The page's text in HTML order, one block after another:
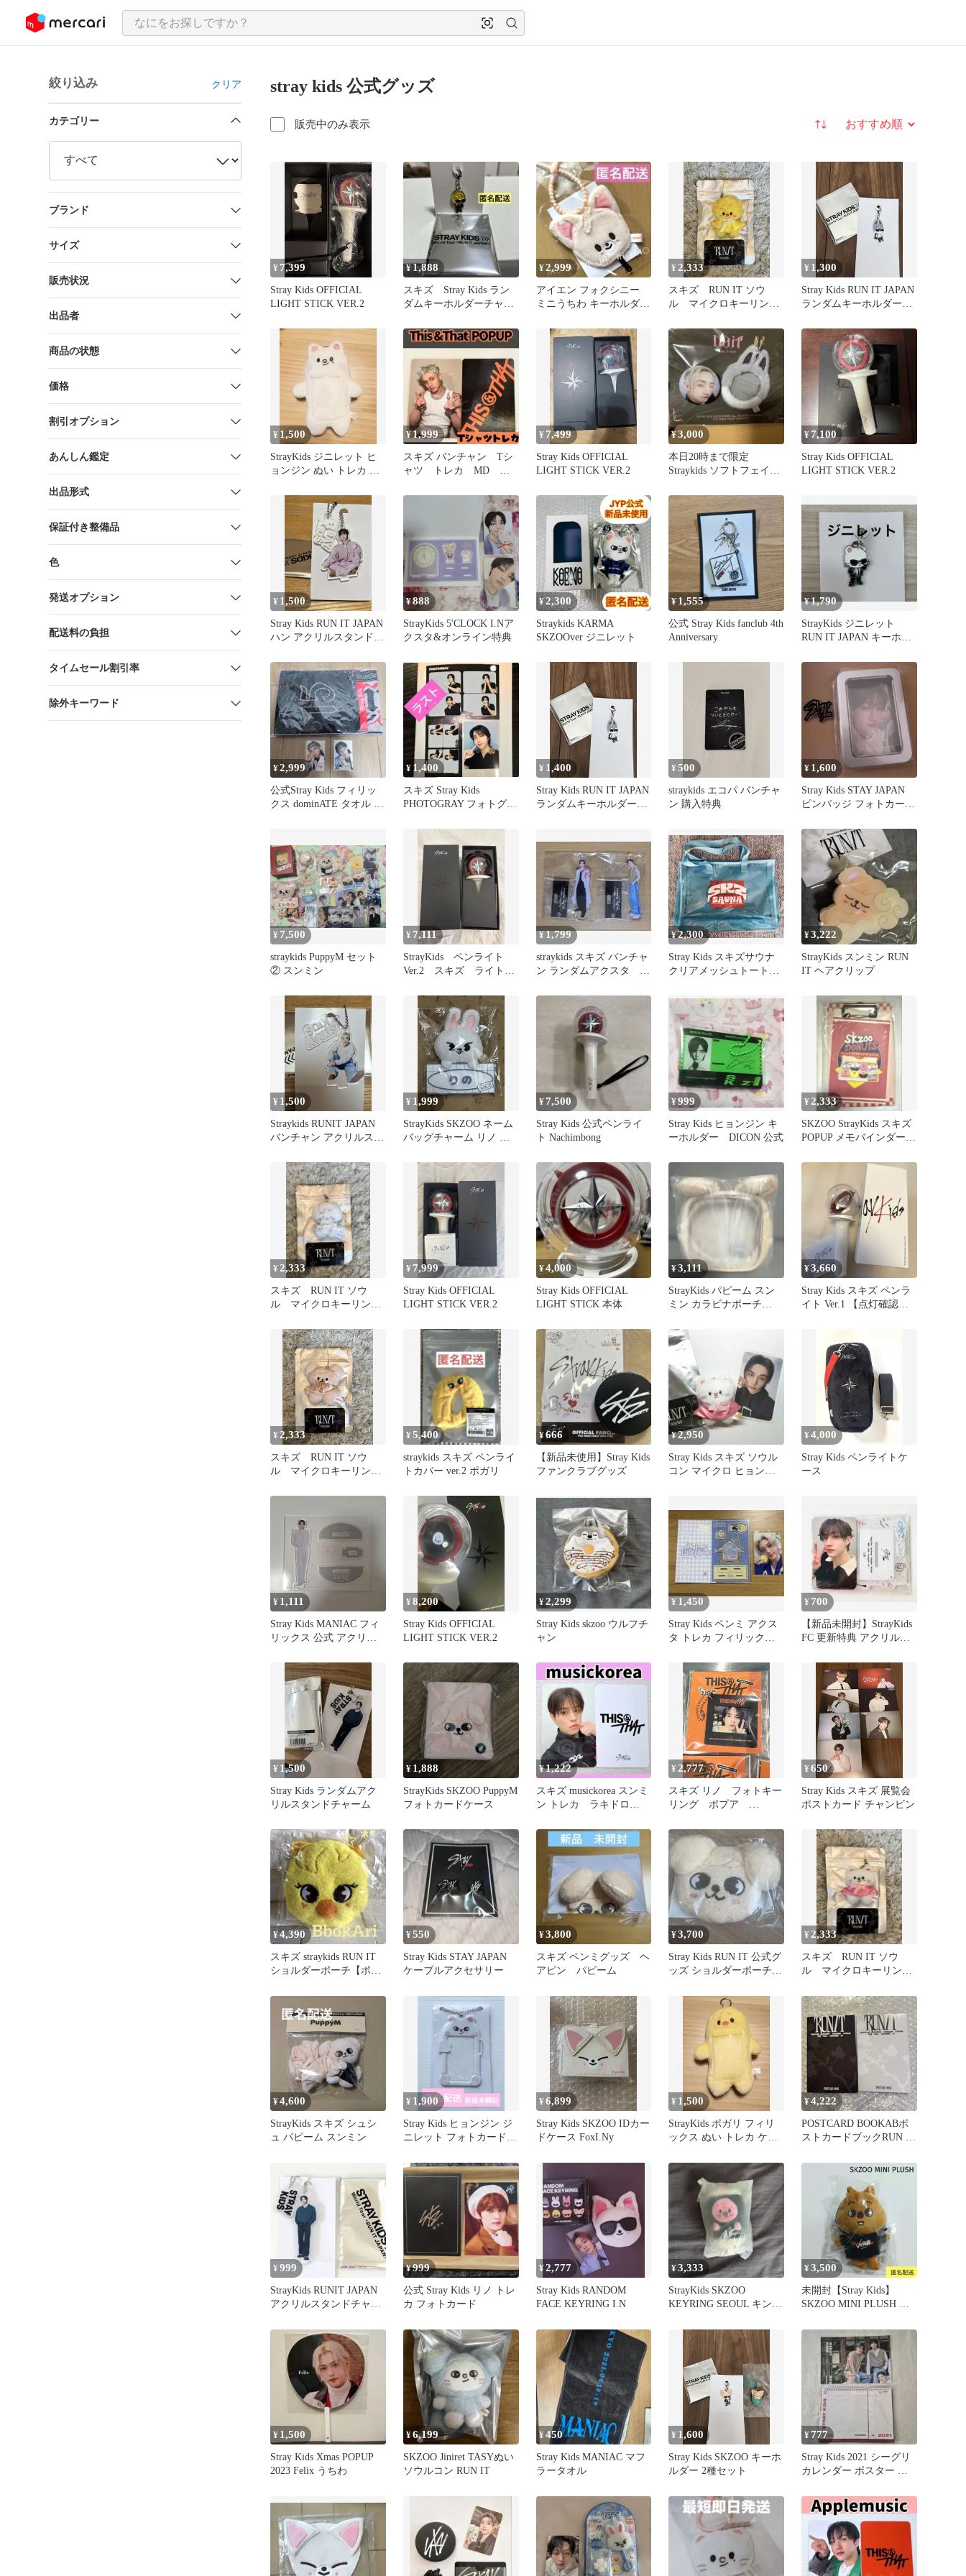
ツにスキップ
絞り込み クリア
カテゴリー
ブランド
サイズ
販売状況
出品者
商品の状態
価格
割引オプション
あんしん鑑定
出品形式
保証付き整備品
色
発送オプション
配送料の負担
タイムセール割引率
除外キーワード
stray kids 公式グッズ
販売中のみ表示 並び替え
¥ 7,399
Stray Kids OFFICIAL
LIGHT STICK VER.2
¥1,888
スキズ Stray Kids ラン
ダムキーホルダーチャー
¥2,999
アイエン フォクシニー
ミニうちわ キーホルダー
¥ 2,333
スキズ RUN IT ソウ
ル マイクロキーリン
¥ 1,300
Stray Kids RUN IT JAPAN
ランダムキーホルダーチ
¥ 1,500
StrayKids ジニレット ヒ
ョンジン ぬい トレカ ケ
¥1,999
スキズ バンチャン Tシ
ャツ トレカ MD 特
¥ 7,499
Stray Kids OFFICIAL
LIGHT STICK VER.2
¥3,000
本日20時まで限定
Straykids ソフトフェイス
¥7,100
Stray Kids OFFICIAL
LIGHT STICK VER.2
¥ 1,500
Stray Kids RUN IT JAPAN
ハン アクリルスタンドチ
¥888
StrayKids 5'CLOCK I.Nア
クスタ&オンライン特典
¥2,300
Straykids KARMA
SKZOOver ジニレット
¥1,555
公式 Stray Kids fanclub 4th
Anniversary
¥1,790
StrayKids ジニレット
RUN IT JAPAN キーホル
¥2,999
公式Stray Kids フィリッ
クス dominATE タオル ス
¥ 1,400
スキズ Stray Kids
PHOTOGRAY フォトグレ
¥ 1,400
Stray Kids RUN IT JAPAN
ランダムキーホルダーチ
¥500
straykids エコパ バンチャ
ン 購入特典
¥ 1,600
Stray Kids STAY JAPAN
ピンバッジ フォトカード
¥ 7,500
straykids PuppyM セット
② スンミン
¥ 7,111
StrayKids ペンライト
Ver.2 スキズ ライトス
¥1,799
straykids スキズ バンチャ
ン ランダムアクスタ 2
¥2,300
Stray Kids スキズサウナ
クリアメッシュトートバ
¥3,222
StrayKids スンミン RUN
IT ヘアクリップ
¥ 1,500
Straykids RUNIT JAPAN
バンチャン アクリルスタ
¥ 1,999
StrayKids SKZOO ネーム
バッグチャーム リノ リ
¥ 7,500
Stray Kids 公式ペンライ
ト Nachimbong
¥999
Stray Kids ヒョンジン キ
ーホルダー DICON 公式
¥ 2,333
SKZOO StrayKids スキズ
POPUP メモバインダーセ
¥ 2,333
スキズ RUN IT ソウ
ル マイクロキーリン
¥ 7,999
Stray Kids OFFICIAL
LIGHT STICK VER.2
¥4,000
Stray Kids OFFICIAL
LIGHT STICK 本体
¥3,111
StrayKids パピーム スン
ミン カラビナポーチ
¥3,660
Stray Kids スキズ ペンラ
イト Ver.1 【点灯確認
¥ 2,333
スキズ RUN IT ソウ
ル マイクロキーリン
¥5,400
straykids スキズ ペンライ
トカバー ver.2 ポガリ
¥666
【新品未使用】Stray Kids
ファンクラブグッズ
¥2,950
Stray Kids スキズ ソウル
コン マイクロ ヒョンジ
¥4,000
Stray Kids ペンライトケ
ース
¥ 1,111
Stray Kids MANIAC フィ
リックス 公式 アクリル
¥8,200
Stray Kids OFFICIAL
LIGHT STICK VER.2
¥2,299
Stray Kids skzoo ウルフチ
ャン
¥ 1,450
Stray Kids ペンミ アクス
タ トレカ フィリックス
¥ 700
【新品未開封】StrayKids
FC 更新特典 アクリルト
¥ 1,500
Stray Kids ランダムアク
リルスタンドチャーム
¥ 1,888
StrayKids SKZOO PuppyM
フォトカードケース
¥1,222
スキズ musickorea スンミ
ン トレカ ラキドロ
¥ 2,777
スキズ リノ フォトキー
リング ポプア
¥650
Stray Kids スキズ 展覧会
ポストカード チャンビン
¥4,390
スキズ straykids RUN IT
ショルダーポーチ【ポガ
¥550
Stray Kids STAY JAPAN
ケーブルアクセサリー
¥3,800
スキズ ペンミグッズ ヘ
アピン パピーム
¥3,700
Stray Kids RUN IT 公式グ
ッズ ショルダーポーチ
¥2,333
スキズ RUN IT ソウ
ル マイクロキーリン
ル ②
¥4,600
StrayKids スキズ シュシ
ュ パピーム スンミン
¥ 1,900
Stray Kids ヒョンジン ジ
ニレット フォトカードキ
¥6,899
Stray Kids SKZOO IDカー
ドケース FoxI.Ny
¥ 1,500
StrayKids ポガリ フィリ
ックス ぬい トレカ ケー
¥4,222
POSTCARD BOOKABポ
ストカードブックRUN IT
¥999
StrayKids RUNIT JAPAN
アクリルスタンドチャー
¥999
公式 Stray Kids リノ トレ
カ フォトカード
¥2,777
Stray Kids RANDOM
FACE KEYRING I.N
¥3,333
StrayKids SKZOO
KEYRING SEOUL キンパ
¥3,500
未開封【Stray Kids】
SKZOO MINI PLUSH ハ
¥ 1,500
Stray Kids Xmas POPUP
2023 Felix うちわ
¥6,199
SKZOO Jiniret TASYぬい
ソウルコン RUN IT
¥450
Stray Kids MANIAC マフ
ラータオル
¥ 1,600
Stray Kids SKZOO キーホ
ルダー 2種セット
¥777
Stray Kids 2021 シーグリ
カレンダー ポスター セ